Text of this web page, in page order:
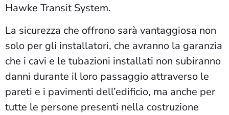
Hawke Transit System.
La sicurezza che offrono sarà vantaggiosa non
solo per gli installatori, che avranno la garanzia
che i cavi e le tubazioni installati non subiranno
danni durante il loro passaggio attraverso le
pareti e i pavimenti dell’edificio, ma anche per
tutte le persone presenti nella costruzione